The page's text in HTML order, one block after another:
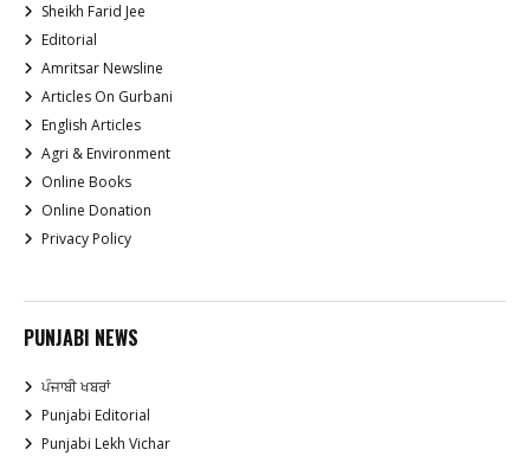
Sheikh Farid Jee
Editorial
Amritsar Newsline
Articles On Gurbani
English Articles
Agri & Environment
Online Books
Online Donation
Privacy Policy
PUNJABI NEWS
ਪੰਜਾਬੀ ਖਬਰਾਂ
Punjabi Editorial
Punjabi Lekh Vichar